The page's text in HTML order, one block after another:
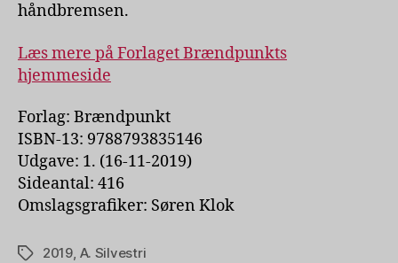
håndbremsen.
Læs mere på Forlaget Brændpunkts
hjemmeside
Forlag: Brændpunkt
ISBN-13: 9788793835146
Udgave: 1. (16-11-2019)
Sideantal: 416
Omslagsgrafiker: Søren Klok
Tags2019, A. Silvestri